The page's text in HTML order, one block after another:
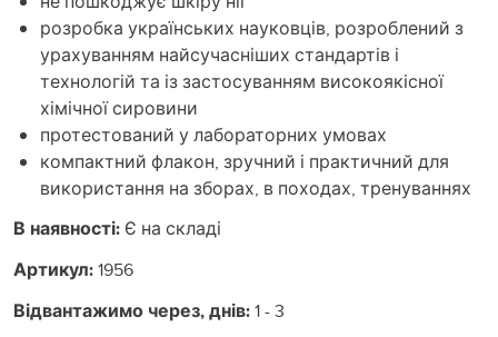
розробка українських науковців, розроблений з
урахуванням найсучасніших стандартів і
технологій та із застосуванням високоякісної
хімічної сировини
протестований у лабораторних умовах
компактний флакон, зручний і практичний для
використання на зборах, в походах, тренуваннях
В наявності: Є на складі
Артикул:1956
Відвантажимо через, днів:1 - 3